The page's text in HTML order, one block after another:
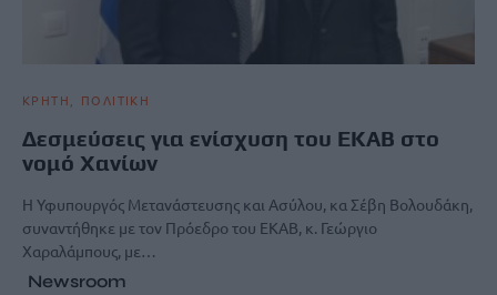
ΚΡΗΤΗ ΠΟΛΙΤΙΚΗ
Δεσμεύσεις για ενίσχυση του ΕΚΑΒ στο
νομό Χανίων
Η Υφυπουργός Μετανάστευσης και Ασύλου, κα Σέβη Βολουδάκη,
συναντήθηκε με τον Πρόεδρο του ΕΚΑΒ, κ. Γεώργιο
Χαραλάμπους, με…
Newsroom